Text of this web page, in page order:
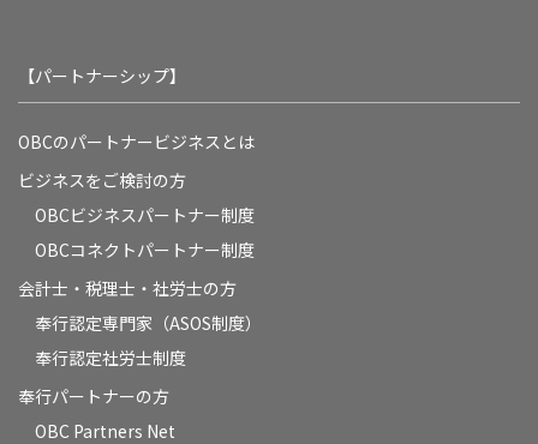
【パートナーシップ】
OBCのパートナービジネスとは
ビジネスをご検討の方
OBCビジネスパートナー制度
OBCコネクトパートナー制度
会計士・税理士・社労士の方
奉行認定専門家（ASOS制度）
奉行認定社労士制度
奉行パートナーの方
OBC Partners Net